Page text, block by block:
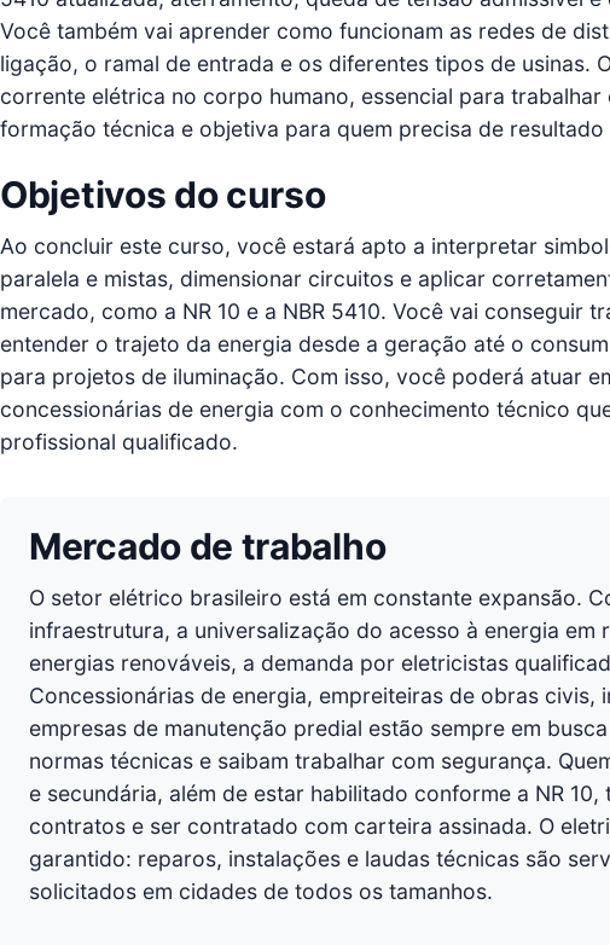
Você também vai aprender como funcionam as redes de
ligação, o ramal de entrada e os diferentes tipos de usinas.
corrente elétrica no corpo humano, essencial para
formação técnica e objetiva para quem precisa de resultado
Objetivos do curso
Ao concluir este curso, você estará apto a interpretar
paralela e mistas, dimensionar circuitos e aplicar
mercado, como a NR 10 e a NBR 5410. Você vai conseguir
entender o trajeto da energia desde a geração até o
para projetos de iluminação. Com isso, você poderá atuar
concessionárias de energia com o conhecimento técnico
profissional qualificado.
Mercado de trabalho
O setor elétrico brasileiro está em constante expansão.
infraestrutura, a universalização do acesso à energia em
energias renováveis, a demanda por eletricistas
Concessionárias de energia, empreiteiras de obras civis,
empresas de manutenção predial estão sempre em
normas técnicas e saibam trabalhar com segurança.
e secundária, além de estar habilitado conforme a NR
contratos e ser contratado com carteira assinada. O
garantido: reparos, instalações e laudas técnicas são
solicitados em cidades de todos os tamanhos.